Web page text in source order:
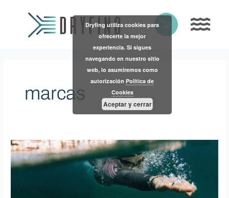
Basket
marcas
Las
5
mejores
Dryfing utiliza cookies para
ofrecerte la mejor
experiencia. Si sigues
navegando en nuestro sitio
web, lo asumiremos como
autorización Política de
Cookies
Aceptar y cerrar